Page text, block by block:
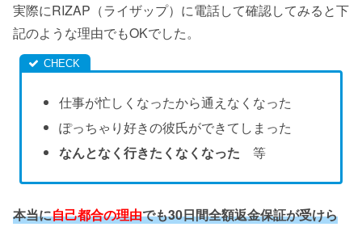
実際にRIZAP（ライザップ）に電話して確認してみると下
記のような理由でもOKでした。
仕事が忙しくなったから通えなくなった
ぽっちゃり好きの彼氏ができてしまった
なんとなく行きたくなくなった 等
本当に自己都合の理由でも30日間全額返金保証が受けら